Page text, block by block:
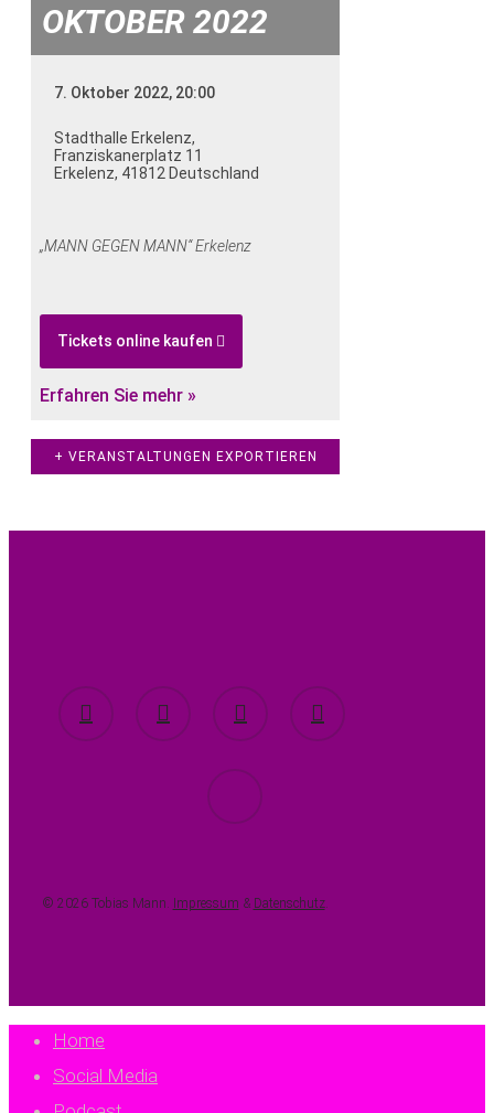
OKTOBER 2022
„MANN GEGEN MANN“ Erkelenz
7. Oktober 2022, 20:00
Stadthalle Erkelenz,
Franziskanerplatz 11
Erkelenz, 41812 Deutschland
Tickets online kaufen
Erfahren Sie mehr »
+ VERANSTALTUNGEN EXPORTIEREN
© 2026 Tobias Mann. Impressum & Datenschutz.
Close
Menu
Home
Social Media